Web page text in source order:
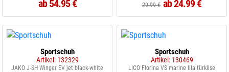
ab 54.95 €
29.99 € ab 24.99 €
Sportschuh
Artikel: 132329
JAKO J-SH Winger EV jet black-white
Sportschuh
Artikel: 130469
LICO Florina VS marine lila türklise